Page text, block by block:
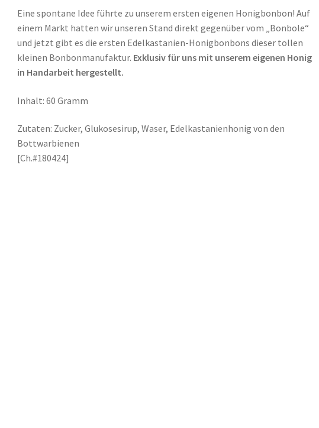
Eine spontane Idee führte zu unserem ersten eigenen Honigbonbon! Auf
einem Markt hatten wir unseren Stand direkt gegenüber vom „Bonbole“
und jetzt gibt es die ersten Edelkastanien-Honigbonbons dieser tollen
kleinen Bonbonmanufaktur. Exklusiv für uns mit unserem eigenen Honig
in Handarbeit hergestellt.
Inhalt: 60 Gramm
Zutaten: Zucker, Glukosesirup, Waser, Edelkastanienhonig von den
Bottwarbienen
[Ch.#180424]